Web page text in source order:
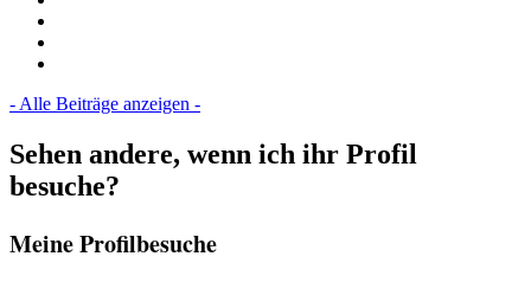
- Alle Beiträge anzeigen -
Sehen andere, wenn ich ihr Profil
besuche?
Meine Profilbesuche